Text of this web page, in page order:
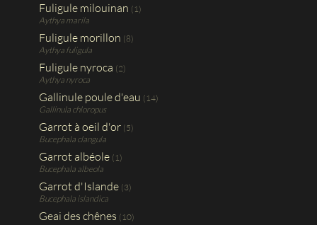
Fuligule milouinan (1)
Aythya marila
Fuligule morillon (8)
Aythya fuligula
Fuligule nyroca (2)
Aythya nyroca
Gallinule poule d'eau (14)
Gallinula chloropus
Garrot à oeil d'or (5)
Bucephala clangula
Garrot albéole (1)
Bucephala albeola
Garrot d'Islande (3)
Bucephala islandica
Geai des chênes (10)